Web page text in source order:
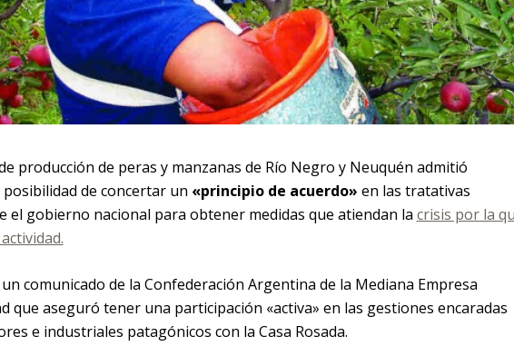
producción de peras y manzanas de Río Negro y Neuquén admitió
posibilidad de concertar un «principio de acuerdo» en las tratativas
el gobierno nacional para obtener medidas que atiendan la crisis por la
comunicado de la Confederación Argentina de la Mediana Empresa
que aseguró tener una participación «activa» en las gestiones encaradas
e industriales patagónicos con la Casa Rosada.